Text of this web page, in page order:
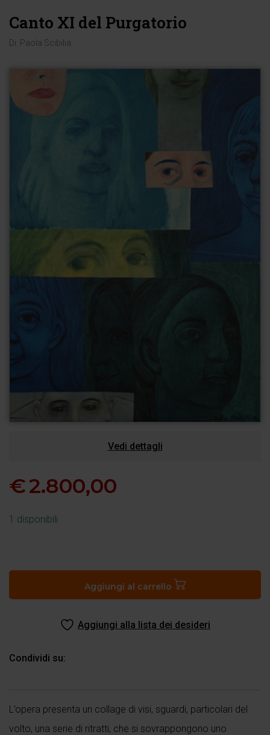
Canto XI del Purgatorio
Di: Paola Scibilia
Vedi dettagli
€2.800,00
1 disponibili
Purgatorio
Aggiungi al carrello
Aggiungi alla lista dei desideri
Condividi su:
L’opera presenta un collage di visi, sguardi, particolari del
volto, una serie di ritratti, che si sovrappongono uno